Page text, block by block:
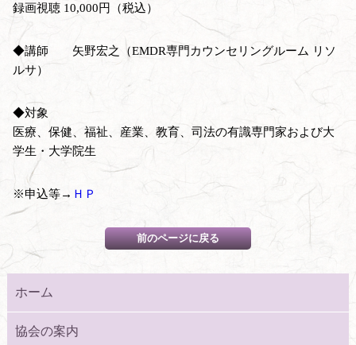
録画視聴 10,000円（税込）
◆講師 矢野宏之（EMDR専門カウンセリングルーム リソ
ルサ）
◆対象
医療、保健、福祉、産業、教育、司法の有識専門家および大
学生・大学院生
※申込等→ ＨＰ
ホーム
協会の案内